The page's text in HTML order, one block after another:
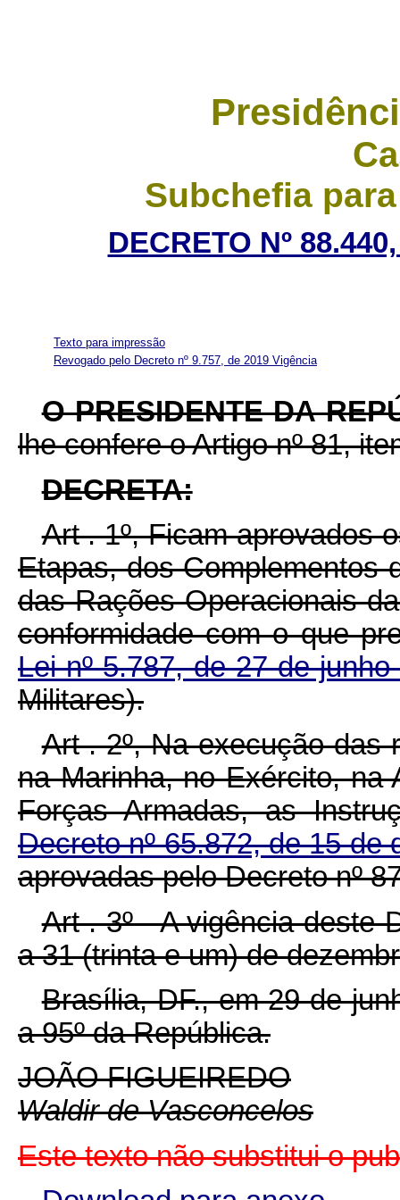
Subchefia
DECRETO Nº
Texto para impressão
Revogado pelo Decreto nº 9.757, de 2019 Vigência
O PRESIDENTE DA
lhe confere o Artigo nº 81,
DECRETA:
Art . 1º, Ficam aprovados
Etapas, dos Complementos
das Rações Operacionais
conformidade com o que
Lei nº 5.787, de 27 de
Militares).
Art . 2º, Na execução das
na Marinha, no Exército, na
Forças Armadas, as
Decreto nº 65.872, de 15
aprovadas pelo Decreto nº
Art . 3º - A vigência deste
a 31 (trinta e um) de
Brasília, DF., em 29 de
a 95º da República.
JOÃO FIGUEIREDO
Waldir de Vasconcelos
Este texto não substitui o